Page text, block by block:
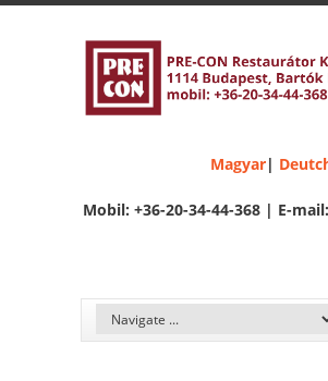
Magyar|
Mobil: +36-20-34-44-368 | E-